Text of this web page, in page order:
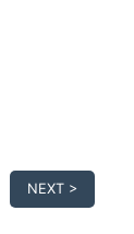
NEXT >